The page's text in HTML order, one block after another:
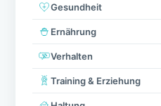
Gesundheit
Ernährung
Verhalten
Training & Erziehung